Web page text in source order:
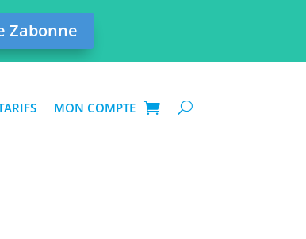
Zabonne
MON COMPTE